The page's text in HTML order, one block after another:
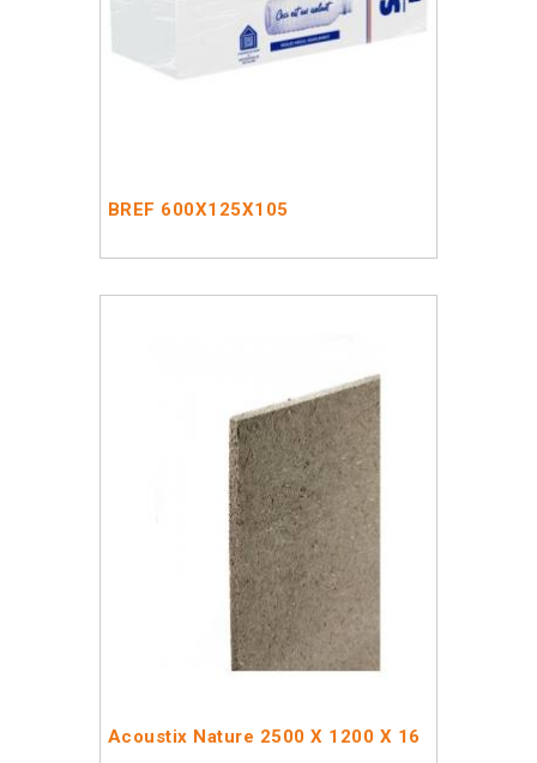
BREF 600X125X105
Acoustix Nature 2500 X 1200 X 16